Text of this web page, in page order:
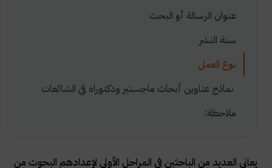
عنوان الرسالة أو البحث
سنة النشر
نوع العمل
نماذج عناوين أبحاث ماجستير ودكتوراه في الشائعات
ملاحظة:
يعاني العديد من الباحثين في المراحل الأولى لإعدادهم البحوث من